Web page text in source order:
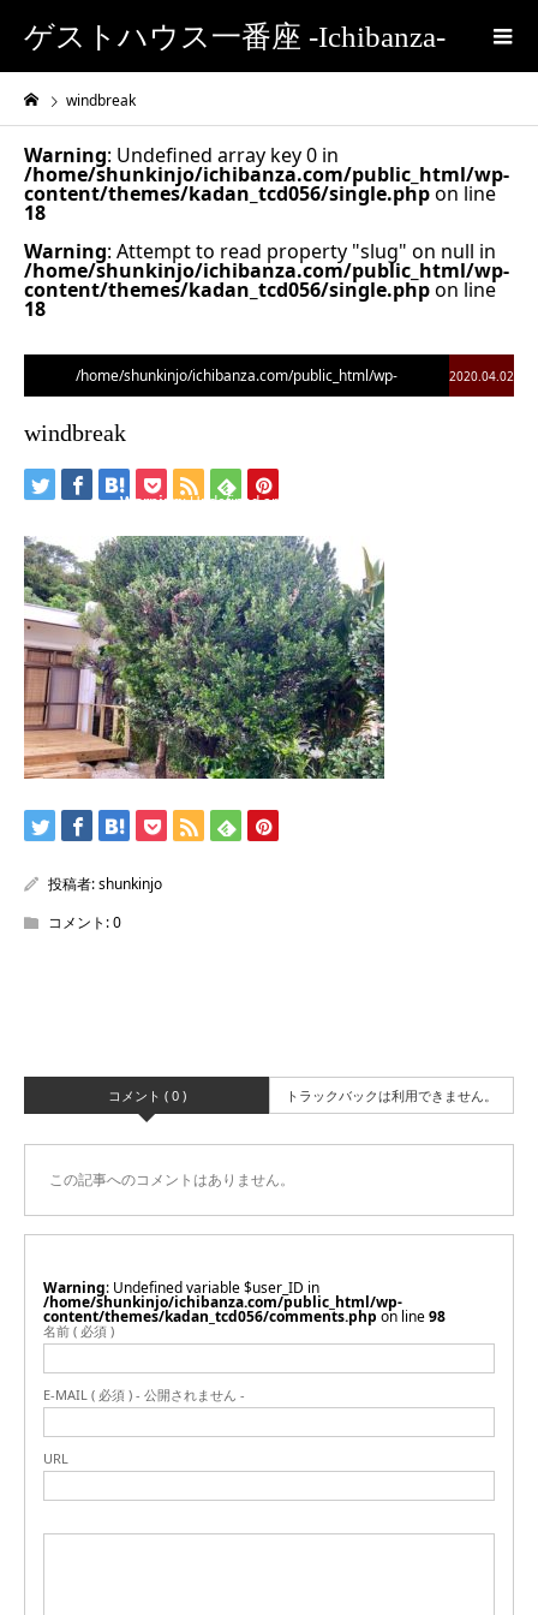
ゲストハウス一番座 -Ichibanza-
windbreak
Warning: Undefined array key 0 in
/home/shunkinjo/ichibanza.com/public_html/wp-
content/themes/kadan_tcd056/single.phpon line
18
Warning: Attempt to read property "slug" on null in
/home/shunkinjo/ichibanza.com/public_html/wp-
content/themes/kadan_tcd056/single.phpon line
18
/home/shunkinjo/ichibanza.com/public_html/wp-
Warning: Undefined array key 0 in
/home/shunkinjo/ichibanza.com/public_html/wp-
content/themes/kadan_tcd056/single.phpon line
Warning: Attempt to read property "name" on null in
/home/shunkinjo/ichibanza.com/public_html/wp-
content/themes/kadan_tcd056/single.phpon line
2020.04.02
windbreak
投稿者:shunkinjo
コメント:0
コメント ( 0 ) トラックバックは利用できません。
この記事へのコメントはありません。
Warning : Undefined variable $user_ID in
/home/shunkinjo/ichibanza.com/public_html/wp-
content/themes/kadan_tcd056/comments.php on line98
名前 ( 必須 )
E-MAIL ( 必須 ) - 公開されません -
URL